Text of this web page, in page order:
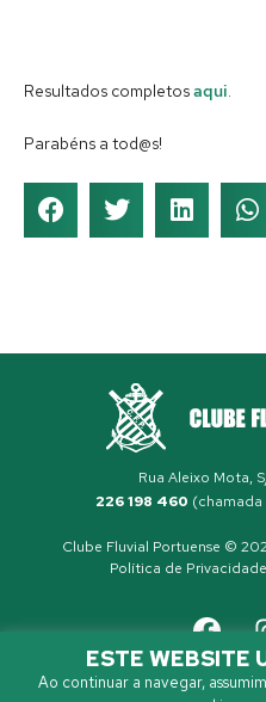
Resultados completosaqui.
Parabéns a tod@s!
Rua Aleixo Mota,
226 198 460 (chamada
Clube Fluvial Portuense ©
Política de Privacidade
ESTE WEBSITE
Ao continuar a navegar,